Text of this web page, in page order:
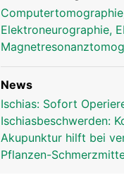
Elektroneurographie,
News
Ischias: Sofort
Ischiasbeschwerden:
Akupunktur hilft bei
Pflanzen-